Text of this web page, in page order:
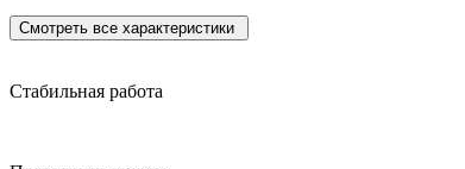
Смотреть все характеристики
Стабильная работа